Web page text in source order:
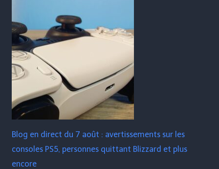
Blog en direct du 7 août : avertissements sur les
consoles PS5, personnes quittant Blizzard et plus
encore